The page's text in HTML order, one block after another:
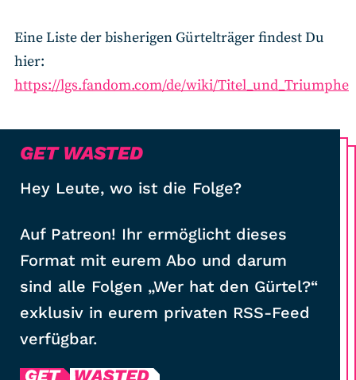
Eine Liste der bisherigen Gürtelträger findest Du
hier:
https://lgs.fandom.com/de/wiki/Titel_und_Triumphe
GET WASTED
Hey Leute, wo ist die Folge?
Auf Patreon! Ihr ermöglicht dieses
Format mit eurem Abo und darum
sind alle Folgen „Wer hat den Gürtel?“
exklusiv in eurem privaten RSS-Feed
verfügbar.